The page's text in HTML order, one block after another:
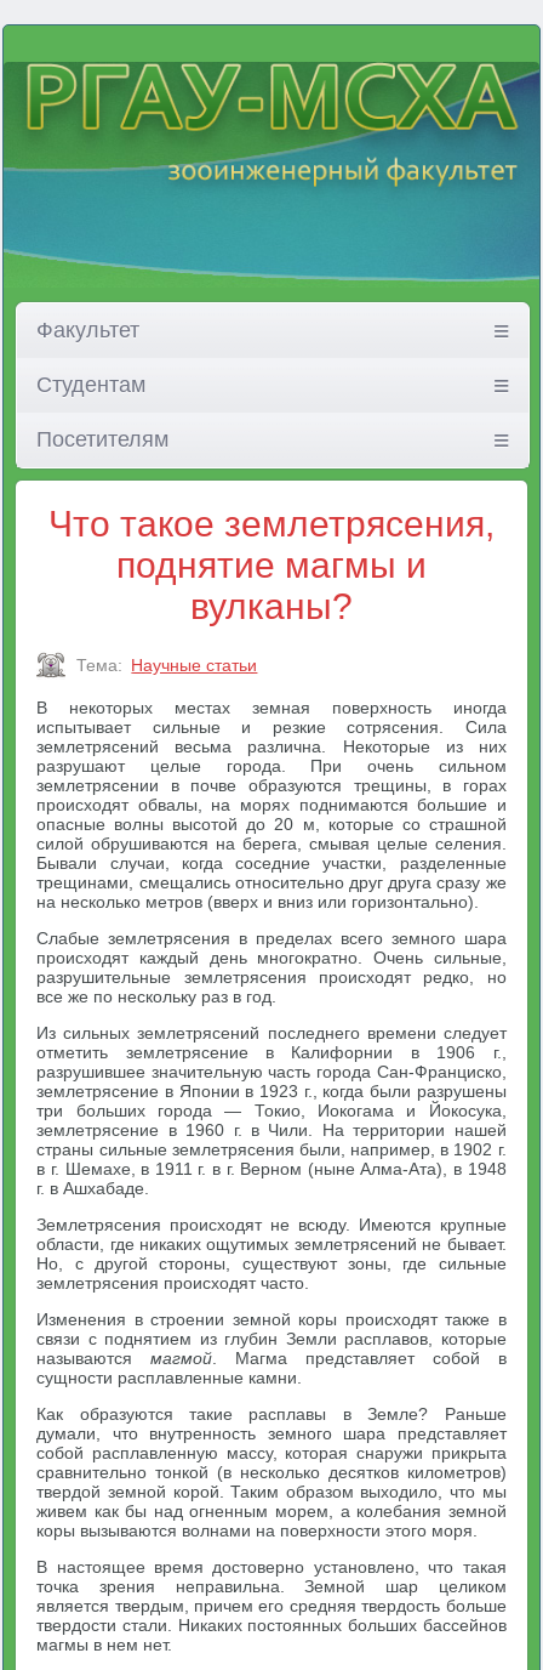
Факультет
Студентам
Посетителям
Что такое землетрясения,
поднятие магмы и
вулканы?
Тема: Научные статьи
В некоторых местах земная поверхность иногда
испытывает сильные и резкие сотрясения. Сила
землетрясений весьма различна. Некоторые из них
разрушают целые города. При очень сильном
землетрясении в почве образуются трещины, в горах
происходят обвалы, на морях поднимаются большие и
опасные волны высотой до 20 м, которые со страшной
силой обрушиваются на берега, смывая целые селения.
Бывали случаи, когда соседние участки, разделенные
трещинами, смещались относительно друг друга сразу же
на несколько метров (вверх и вниз или горизонтально).
Слабые землетрясения в пределах всего земного шара
происходят каждый день многократно. Очень сильные,
разрушительные землетрясения происходят редко, но
все же по нескольку раз в год.
Из сильных землетрясений последнего времени следует
отметить землетрясение в Калифорнии в 1906 г.,
разрушившее значительную часть города Сан-Франциско,
землетрясение в Японии в 1923 г., когда были разрушены
три больших города — Токио, Иокогама и Йокосука,
землетрясение в 1960 г. в Чили. На территории нашей
страны сильные землетрясения были, например, в 1902 г.
в г. Шемахе, в 1911 г. в г. Верном (ныне Алма-Ата), в 1948
г. в Ашхабаде.
Землетрясения происходят не всюду. Имеются крупные
области, где никаких ощутимых землетрясений не бывает.
Но, с другой стороны, существуют зоны, где сильные
землетрясения происходят часто.
Изменения в строении земной коры происходят также в
связи с поднятием из глубин Земли расплавов, которые
называютсямагмой . Магма представляет собой в
сущности расплавленные камни.
Как образуются такие расплавы в Земле? Раньше
думали, что внутренность земного шара представляет
собой расплавленную массу, которая снаружи прикрыта
сравнительно тонкой (в несколько десятков километров)
твердой земной корой. Таким образом выходило, что мы
живем как бы над огненным морем, а колебания земной
коры вызываются волнами на поверхности этого моря.
В настоящее время достоверно установлено, что такая
точка зрения неправильна. Земной шар целиком
является твердым, причем его средняя твердость больше
твердости стали. Никаких постоянных больших бассейнов
магмы в нем нет.